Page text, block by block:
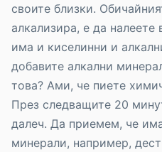
своите близки.
алкализира, е да
има и киселинни и
добавите алкални
това? Ами, че пиете
През следващите 20
далеч. Да приемем, че
минерали, например,